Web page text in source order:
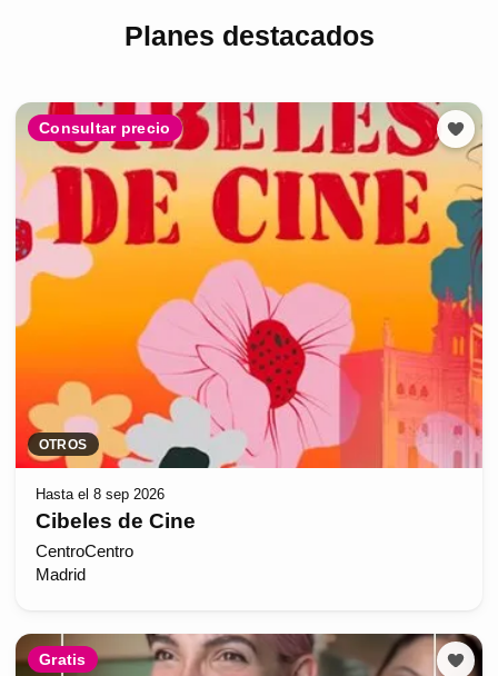
Planes destacados
Consultar precio
OTROS
Hasta el 8 sep 2026
Cibeles de Cine
CentroCentro
Madrid
Gratis